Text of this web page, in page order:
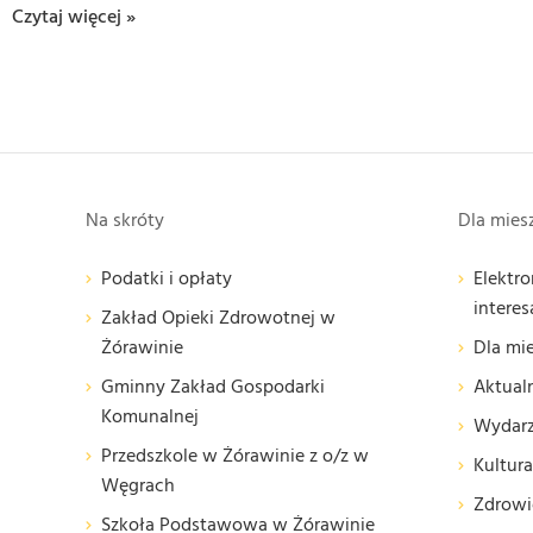
Czytaj więcej »
Na skróty
Podatki i opłaty
Zakład Opieki Zdrowotnej w
Żórawinie
Gminny Zakład Gospodarki
Komunalnej
Przedszkole w Żórawinie z o/z w
Węgrach
Szkoła Podstawowa w Żórawinie
Dla
Dla